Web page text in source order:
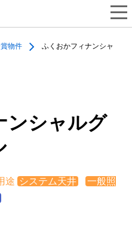
物件
ふくおかフィナンシャ
ンシャルグ
途 システム天井
一般照